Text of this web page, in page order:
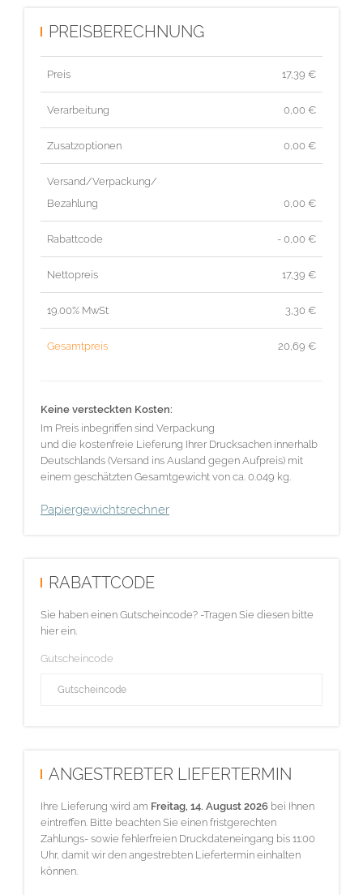
PREISBERECHNUNG
Preis 17,39 €
Verarbeitung 0,00 €
Zusatzoptionen 0,00 €
Versand/Verpackung/
Bezahlung
0,00 €
Rabattcode - 0,00 €
Nettopreis 17,39 €
19.00% MwSt 3,30 €
Gesamtpreis 20,69 €
Keine versteckten Kosten:
Im Preis inbegriffen sind Verpackung
und die kostenfreie Lieferung Ihrer Drucksachen innerhalb
Deutschlands (Versand ins Ausland gegen Aufpreis) mit
einem geschätzten Gesamtgewicht von ca. 0.049 kg.
Papiergewichtsrechner
RABATTCODE
Sie haben einen Gutscheincode? -Tragen Sie diesen bitte
hier ein.
Gutscheincode
ANGESTREBTER LIEFERTERMIN
Ihre Lieferung wird am Freitag, 14. August 2026 bei Ihnen
eintreffen. Bitte beachten Sie einen fristgerechten
Zahlungs- sowie fehlerfreien Druckdateneingang bis 11:00
Uhr, damit wir den angestrebten Liefertermin einhalten
können.